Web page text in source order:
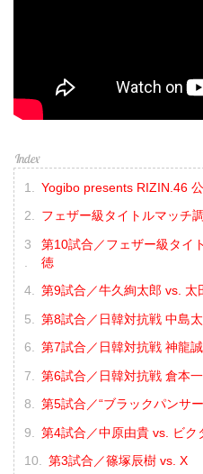
Yogibo presents RIZIN.46
フェザー級タイトルマッチ
第10試合／フェザー級タイ
徳
第9試合／牛久絢太郎 vs. 太
第8試合／⽇韓対抗戦 中島
第7試合／⽇韓対抗戦 神龍
第6試合／⽇韓対抗戦 倉本
第5試合／“ブラックパンサ
第4試合／中原由貴 vs. ビク
第3試合／篠塚辰樹 vs. X